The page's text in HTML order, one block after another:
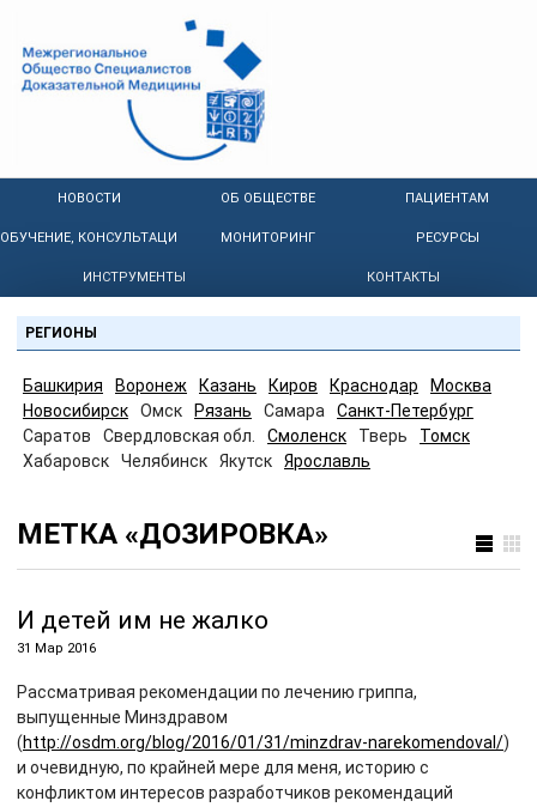
НОВОСТИ ОБ ОБЩЕСТВЕ ПАЦИЕНТАМ
ОБУЧЕНИЕ, КОНСУЛЬТАЦИИ МОНИТОРИНГ РЕСУРСЫ
ИНСТРУМЕНТЫ КОНТАКТЫ
РЕГИОНЫ
Башкирия Воронеж Казань Киров Краснодар
Москва
Новосибирск
Омск Рязань Самара
Санкт-Петербург
Саратов
Свердловская обл. Смоленск Тверь
Томск
Хабаровск
Челябинск Якутск Ярославль
МЕТКА «ДОЗИРОВКА»
И детей им не жалко
31 Мар 2016
Рассматривая рекомендации по лечению гриппа,
выпущенные Минздравом
(http://osdm.org/blog/2016/01/31/minzdrav-narekomendoval/)
и очевидную, по крайней мере для меня, историю с
конфликтом интересов разработчиков рекомендаций